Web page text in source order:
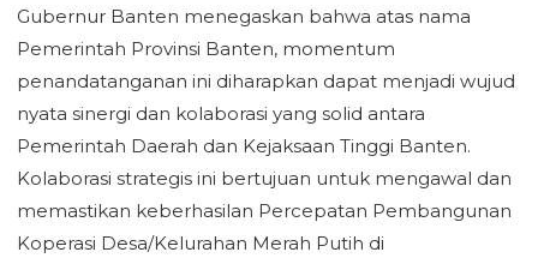
‎Gubernur Banten menegaskan bahwa atas nama
Pemerintah Provinsi Banten, momentum
penandatanganan ini diharapkan dapat menjadi wujud
nyata sinergi dan kolaborasi yang solid antara
‎Pemerintah Daerah dan Kejaksaan Tinggi Banten.
Kolaborasi strategis ini bertujuan untuk mengawal dan
memastikan keberhasilan Percepatan Pembangunan
Koperasi Desa/Kelurahan Merah Putih di